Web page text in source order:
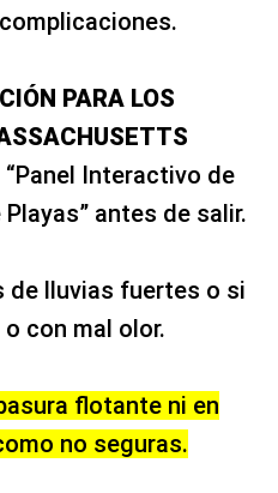
PARA LOS
Interactivo de
antes de salir.
de lluvias fuertes o si
con mal olor.
flotante ni en
no seguras.